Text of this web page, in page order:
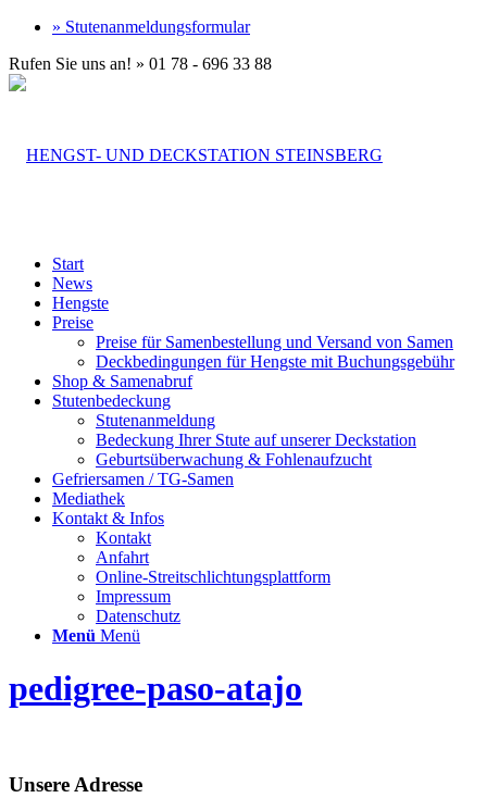
» Stutenanmeldungsformular
Rufen Sie uns an! » 01 78 - 696 33 88
Start
News
Hengste
Preise
Preise für Samenbestellung und Versand von Samen
Deckbedingungen für Hengste mit Buchungsgebühr
Shop & Samenabruf
Stutenbedeckung
Stutenanmeldung
Bedeckung Ihrer Stute auf unserer Deckstation
Geburtsüberwachung & Fohlenaufzucht
Gefriersamen / TG-Samen
Mediathek
Kontakt & Infos
Kontakt
Anfahrt
Online-Streitschlichtungsplattform
Impressum
Datenschutz
Menü Menü
pedigree-paso-atajo
Unsere Adresse